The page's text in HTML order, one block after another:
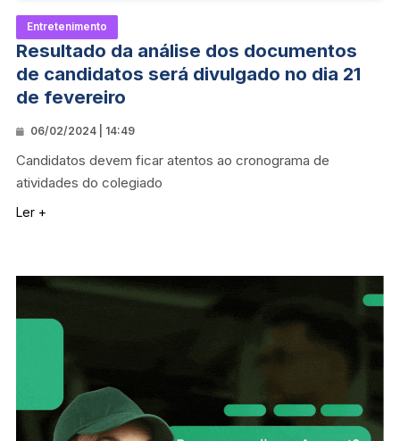
Entretenimento
Resultado da análise dos documentos
de candidatos será divulgado no dia 21
de fevereiro
06/02/2024 | 14:49
Candidatos devem ficar atentos ao cronograma de
atividades do colegiado
Ler +